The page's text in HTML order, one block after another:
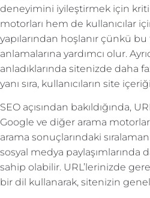
deneyimini iyileştirmek için kritik
motorları hem de kullanıcılar
yapılarından hoşlanır çünkü
anlamalarına yardımcı olur.
anladıklarında sitenizde daha
yanı sıra, kullanıcıların site
SEO açısından bakıldığında,
Google ve diğer arama
arama sonuçlarındaki
sosyal medya paylaşımlarında
sahip olabilir. URL’lerinizde
bir dil kullanarak, sitenizin